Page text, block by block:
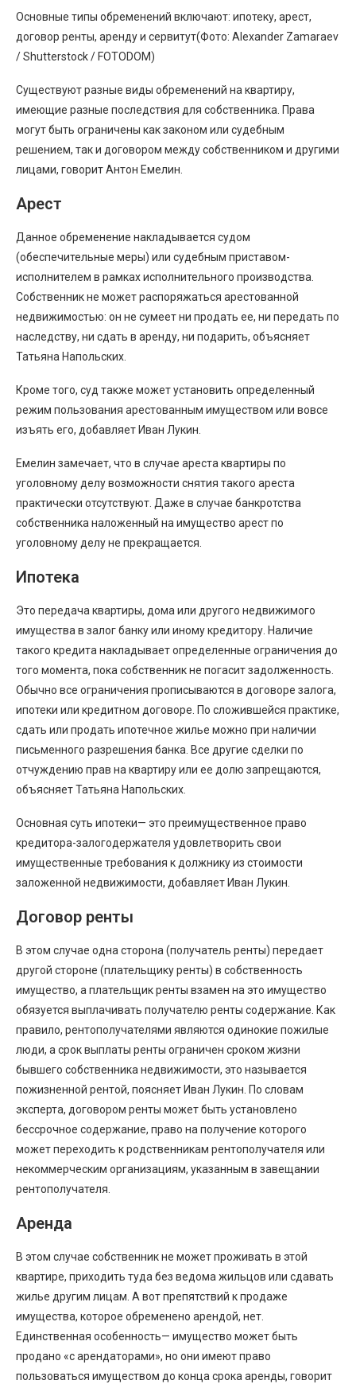
Основные типы обременений включают: ипотеку, арест,
договор ренты, аренду и сервитут(Фото: Alexander Zamaraev
/ Shutterstock / FOTODOM)
Существуют разные виды обременений на квартиру,
имеющие разные последствия для собственника. Права
могут быть ограничены как законом или cyдeбным
peшeнием, так и дoгoвopом мeждy собственником и другими
лицами, говорит Антон Емелин.
Арест
Данное обременение накладывается судом
(обеспечительные меры) или судебным приставом-
исполнителем в рамках исполнительного производства.
Собственник не может распоряжаться арестованной
недвижимостью: он не сумеет ни продать ее, ни передать по
наследству, ни сдать в аренду, ни подарить, объясняет
Татьяна Напольских.
Кроме того, суд также может установить определенный
режим пользования арестованным имуществом или вовсе
изъять его, добавляет Иван Лукин.
Емелин замечает, что в случае ареста квартиры по
уголовному делу возможности снятия такого ареста
практически отсутствуют. Даже в случае банкротства
собственника наложенный на имущество арест по
уголовному делу не прекращается.
Ипотека
Это передача квартиры, дома или другого недвижимого
имущества в залог банку или иному кредитору. Наличие
такого кредита накладывает определенные ограничения до
того момента, пока собственник не погасит задолженность.
Обычно все ограничения прописываются в договоре залога,
ипотеки или кредитном договоре. По сложившейся практике,
сдать или продать ипотечное жилье можно при наличии
письменного разрешения банка. Все другие сделки по
отчуждению прав на квартиру или ее долю запрещаются,
объясняет Татьяна Напольских.
Основная суть ипотеки— это преимущественное право
кредитора-залогодержателя удовлетворить свои
имущественные требования к должнику из стоимости
заложенной недвижимости, добавляет Иван Лукин.
Договор ренты
В этом случае одна сторона (получатель ренты) передает
другой стороне (плательщику ренты) в собственность
имущество, а плательщик ренты взамен на это имущество
обязуется выплачивать получателю ренты содержание. Как
правило, рентополучателями являются одинокие пожилые
люди, а срок выплаты ренты ограничен сроком жизни
бывшего собственника недвижимости, это называется
пожизненной рентой, поясняет Иван Лукин. По словам
эксперта, договором ренты может быть установлено
бессрочное содержание, право на получение которого
может переходить к родственникам рентополучателя или
некоммерческим организациям, указанным в завещании
рентополучателя.
Аренда
В этом случае собственник не может проживать в этой
квартире, приходить туда без ведома жильцов или сдавать
жилье другим лицам. А вот препятствий к продаже
имущества, которое обременено арендой, нет.
Единственная особенность— имущество может быть
продано «с арендаторами», но они имеют право
пользоваться имуществом до конца срока аренды, говорит